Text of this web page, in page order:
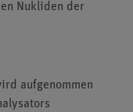
Nukliden der
aufgenommen